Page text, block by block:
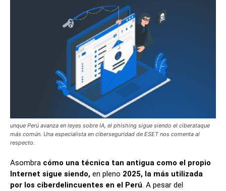
unque Perú avanza en leyes sobre IA, el phishing sigue siendo el ciberataque
más común. Una especialista en ciberseguridad de ESET nos comenta al
respecto.
Asombra cómo una técnica tan antigua como el propio
Internet sigue siendo, en pleno 2025, la más utilizada
por los ciberdelincuentes en el Perú. A pesar del